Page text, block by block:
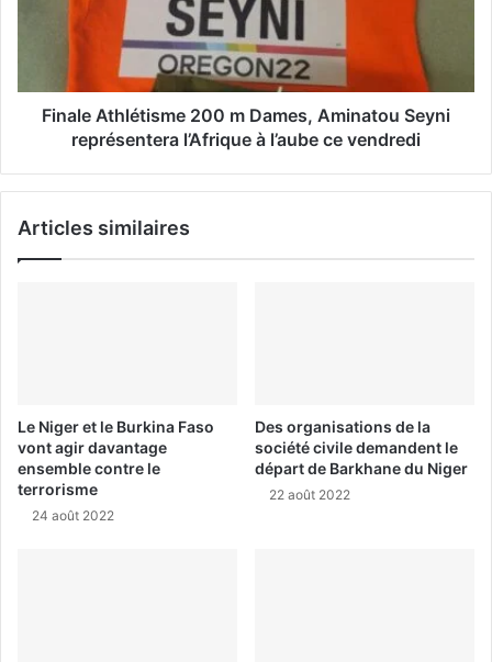
Finale Athlétisme 200 m Dames, Aminatou Seyni
représentera l’Afrique à l’aube ce vendredi
Articles similaires
Le Niger et le Burkina Faso
vont agir davantage
ensemble contre le
terrorisme
24 août 2022
Des organisations de la
société civile demandent le
départ de Barkhane du Niger
22 août 2022